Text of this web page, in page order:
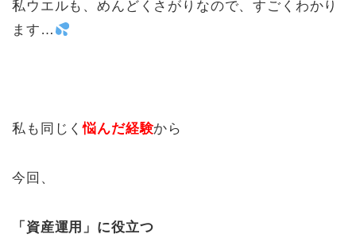
私ウエルも、めんどくさがりなので、すごくわかり
ます…
私も同じく悩んだ経験から
今回、
「資産運用」に役立つ